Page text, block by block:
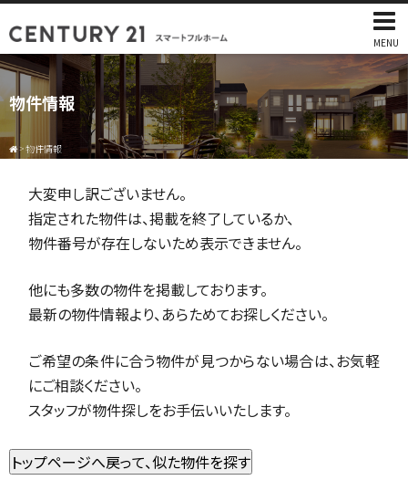
MENU
物件情報
>物件情報
大変申し訳ございません。
指定された物件は、掲載を終了しているか、
物件番号が存在しないため表示できません。
他にも多数の物件を掲載しております。
最新の物件情報より、あらためてお探しください。
ご希望の条件に合う物件が見つからない場合は、お気軽
にご相談ください。
スタッフが物件探しをお手伝いいたします。